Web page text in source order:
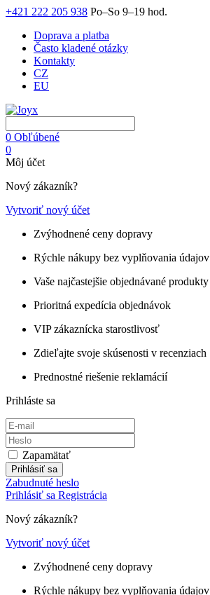
+421 222 205 938 Po–So 9–19 hod.
Doprava a platba
Často kladené otázky
Kontakty
CZ
EU
0 Obľúbené
0
Môj účet
Nový zákazník?
Vytvoriť nový účet
Zvýhodnené ceny dopravy
Rýchle nákupy bez vyplňovania údajov
Vaše najčastejšie objednávané produkty
Prioritná expedícia objednávok
VIP zákaznícka starostlivosť
Zdieľajte svoje skúsenosti v recenziach
Prednostné riešenie reklamácií
Prihláste sa
Zapamätať
Prihlásiť sa
Zabudnuté heslo
Prihlásiť sa Registrácia
Nový zákazník?
Vytvoriť nový účet
Zvýhodnené ceny dopravy
Rýchle nákupy bez vyplňovania údajov